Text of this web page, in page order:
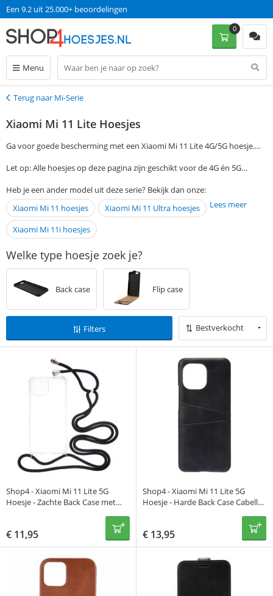
Een 9.2 uit 25.000+ beoordelingen
Menu
0
Terug
Terug naar Mi-Serie
Xiaomi Mi 11 Lite Hoesjes
Ga voor goede bescherming met een Xiaomi Mi 11 Lite 4G/5G hoesje.
aan in de filtermogelijkheden aan de linkerkant van de pagina. Bestel je
op werkdagen voor 13:00? Dan ontvang je jouw hoesje de volgende dag
al in huis, zonder dat je verzendkosten hoeft te betalen.
Let op: Alle hoesjes op deze pagina zijn geschikt voor de 4G én 5G
Heb je een ander model uit deze serie? Bekijk dan onze:
Xiaomi Mi 11 hoesjes
Xiaomi Mi 11 Ultra hoesjes
Xiaomi Mi 11i hoesjes
Lees meer
Welke type hoesje zoek je?
Back case Flip case
Filters Bestverkocht
Shop4 - Xiaomi Mi 11 Lite 5G
Hoesje - Zachte Back Case met
€ 11,95
Shop4 - Xiaomi Mi 11 Lite 5G
Hoesje - Harde Back Case Cabello
€ 13,95